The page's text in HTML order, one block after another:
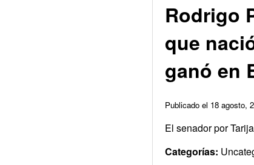
Rodrigo
que
ganó en
Publicado el 18 agosto,
El senador por
Categorías: